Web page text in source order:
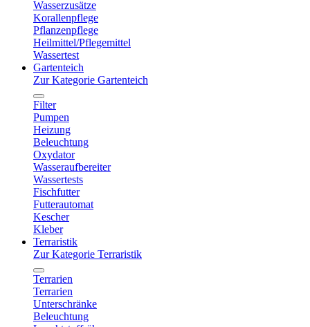
Wasserzusätze
Korallenpflege
Pflanzenpflege
Heilmittel/Pflegemittel
Wassertest
Gartenteich
Zur Kategorie Gartenteich
Filter
Pumpen
Heizung
Beleuchtung
Oxydator
Wasseraufbereiter
Wassertests
Fischfutter
Futterautomat
Kescher
Kleber
Terraristik
Zur Kategorie Terraristik
Terrarien
Terrarien
Unterschränke
Beleuchtung